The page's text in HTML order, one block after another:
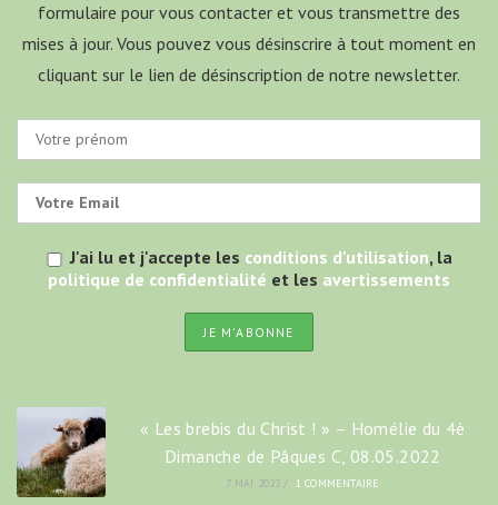
formulaire pour vous contacter et vous transmettre des
mises à jour. Vous pouvez vous désinscrire à tout moment en
cliquant sur le lien de désinscription de notre newsletter.
J'ai lu et j'accepte les conditions d'utilisation, la
politique de confidentialité et les avertissements
« Les brebis du Christ ! » – Homélie du 4è
Dimanche de Pâques C, 08.05.2022
7 MAI 2022 / 1 COMMENTAIRE